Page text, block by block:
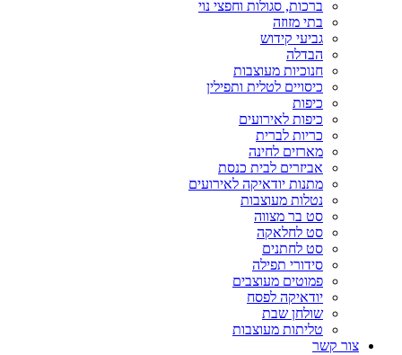
ברכות, סגולות וחפצי נוי
בתי מזוזה
גביעי קידוש
הבדלה
חנוכיות מעוצבות
כיסויים לטלית ותפילין
כיפות
כיפות לאירועים
כריות לברית
מארזים לחינה
אביזרים לבית כנסת
מתנות יודאיקה לאירועים
נטלות מעוצבות
סט בר מצווה
סט לחלאקה
סט לחתנים
סידורי תפילה
פמוטים מעוצבים
יודאיקה לפסח
שולחן שבת
טליתות מעוצבות
צור קשר